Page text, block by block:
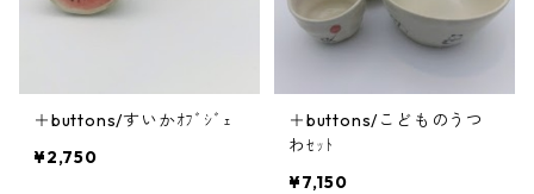
＋buttons/すいかｵﾌﾞｼﾞｪ
¥2,750
＋buttons/こどものうつ
わｾｯﾄ
¥7,150